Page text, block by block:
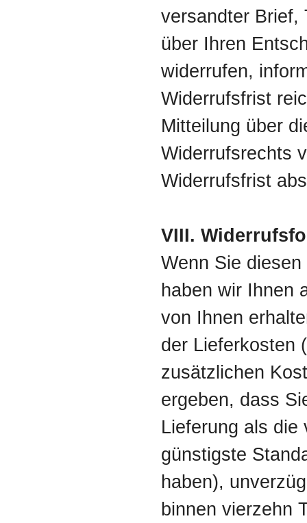
versandter Brief,
über Ihren
widerrufen,
Widerrufsfrist
Mitteilung über
Widerrufsrechts
Widerrufsfrist
VIII.
Wenn Sie
haben wir Ihnen
von Ihnen
der Lieferkosten
zusätzlichen
ergeben, dass
Lieferung als die
günstigste
haben),
binnen vierzehn